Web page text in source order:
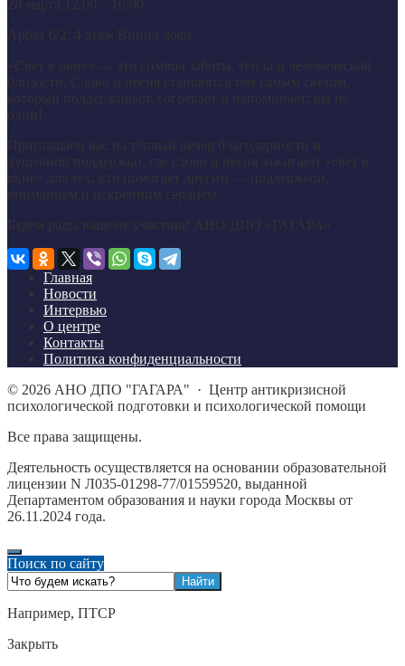
Главная
Новости
Интервью
О центре
Контакты
Политика конфиденциальности
© 2026 АНО ДПО "ГАГАРА" · Центр антикризисной
психологической подготовки и психологической помощи
Все права защищены.
Деятельность осуществляется на основании образовательной
лицензии N Л035-01298-77/01559520, выданной
Департаментом образования и науки города Москвы от
26.11.2024 года.
Поиск по сайту
Например, ПТСР
Закрыть